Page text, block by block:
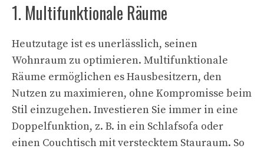
1. Multifunktionale Räume
Heutzutage ist es unerlässlich, seinen
Wohnraum zu optimieren. Multifunktionale
Räume ermöglichen es Hausbesitzern, den
Nutzen zu maximieren, ohne Kompromisse beim
Stil einzugehen. Investieren Sie immer in eine
Doppelfunktion, z. B. in ein Schlafsofa oder
einen Couchtisch mit verstecktem Stauraum. So